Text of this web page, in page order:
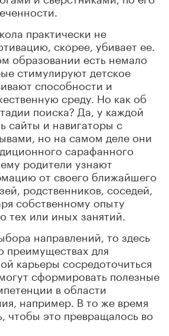
практически не
скорее, убивает ее.
образовании есть немало
стимулируют детское
способности и
среду. Но как об
поиска? Да, у каждой
сайты и навигаторы с
но на самом деле они
сарафанного
родители узнают
от своего ближайшего
родственников, соседей,
собственному опыту
тех или иных занятий.
направлений, то здесь
преимуществах для
карьеры сосредоточиться
сформировать полезные
в области
например. В то же время
чтобы это превращалось во